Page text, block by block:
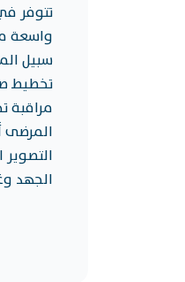
تتوفر
واسعة
سبيل
مراقبة
المرضى
الجهد